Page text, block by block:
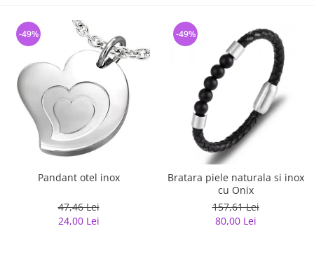
Pandant otel inox
47,46 Lei
24,00 Lei
-49%
Bratara piele naturala si inox
cu Onix
157,61 Lei
80,00 Lei
-49%